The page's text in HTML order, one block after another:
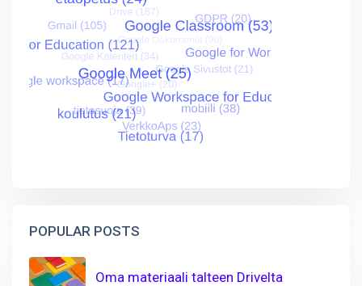
POPULAR POSTS
Oma materiaali talteen Drivelta